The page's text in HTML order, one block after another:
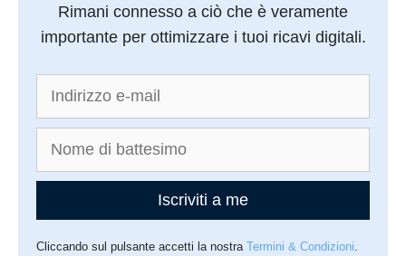
Rimani connesso a ciò che è veramente
importante per ottimizzare i tuoi ricavi digitali.
Iscriviti a me
Cliccando sul pulsante accetti la nostraTermini & Condizioni